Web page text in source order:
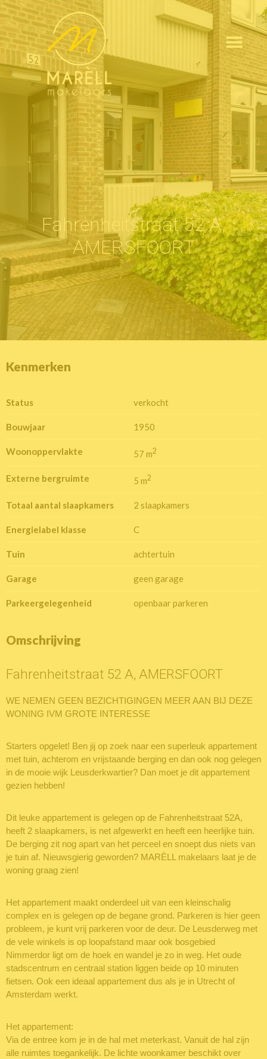
Fahrenheitstraat 52 A,
AMERSFOORT
Kenmerken
Status verkocht
Bouwjaar 1950
Woonoppervlakte 57 m2
Externe bergruimte 5 m2
Totaal aantal slaapkamers 2 slaapkamers
Energielabel klasse C
Tuin achtertuin
Garage geen garage
Parkeergelegenheid openbaar parkeren
Omschrijving
Fahrenheitstraat 52 A, AMERSFOORT
WE NEMEN GEEN BEZICHTIGINGEN MEER AAN BIJ DEZE
WONING IVM GROTE INTERESSE
Starters opgelet! Ben jij op zoek naar een superleuk appartement
met tuin, achterom en vrijstaande berging en dan ook nog gelegen
in de mooie wijk Leusderkwartier? Dan moet je dit appartement
gezien hebben!
Dit leuke appartement is gelegen op de Fahrenheitstraat 52A,
heeft 2 slaapkamers, is net afgewerkt en heeft een heerlijke tuin.
De berging zit nog apart van het perceel en snoept dus niets van
je tuin af. Nieuwsgierig geworden? MARÈLL makelaars laat je de
woning graag zien!
Het appartement maakt onderdeel uit van een kleinschalig
complex en is gelegen op de begane grond. Parkeren is hier geen
probleem, je kunt vrij parkeren voor de deur. De Leusderweg met
de vele winkels is op loopafstand maar ook bosgebied
Nimmerdor ligt om de hoek en wandel je zo in weg. Het oude
stadscentrum en centraal station liggen beide op 10 minuten
fietsen. Ook een ideaal appartement dus als je in Utrecht of
Amsterdam werkt.
Het appartement:
Via de entree kom je in de hal met meterkast. Vanuit de hal zijn
alle ruimtes toegankelijk. De lichte woonkamer beschikt over